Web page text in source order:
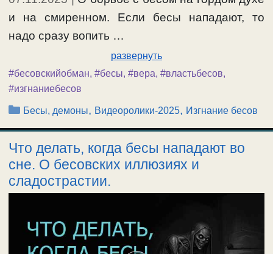
и на смиренном. Если бесы нападают, то
надо сразу вопить …
развернуть
#бесовскийобман, #бесы, #вера, #властьбесов,
#изгнаниебесов
Рубрики
Бесы, демоны, Видеоролики-2025, Изгнание бесов
Что делать, когда бесы нападают во
сне. О бесовских иллюзиях и
сладострастии.